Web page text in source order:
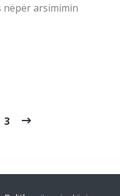
nëpër arsimimin
3